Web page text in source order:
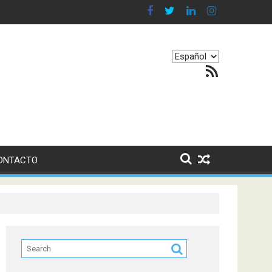
nuestro equilibrio emocional
Elegir
Feed RSS